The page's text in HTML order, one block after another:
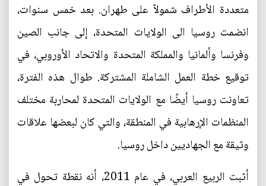
متعددة الأطراف شمولاً على طهران. بعد خمس سنوات،
انضمت روسيا الى الولايات المتحدة، إلى جانب الصين
وفرنسا وألمانيا والمملكة المتحدة والاتحاد الأوروبي، في
توقيع خطة العمل الشاملة المشتركة. طوال هذه الفترة،
تعاونت روسيا أيضًا مع الولايات المتحدة لمحاربة مختلف
المنظمات الإرهابية في المنطقة، والتي كان لبعضها علاقات
وثيقة مع الجهاديين داخل روسيا.
أثبت الربيع العربي، في عام 2011، أنه نقطة تحول في